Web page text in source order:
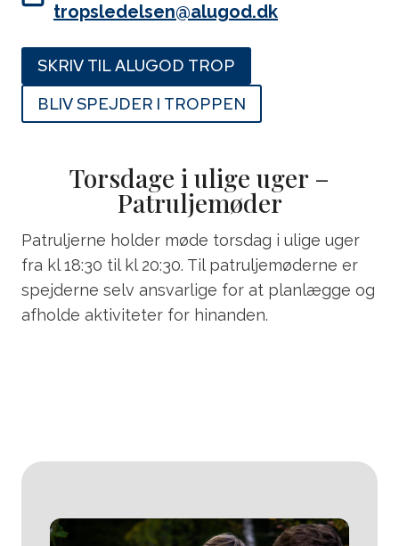
tropsledelsen@alugod.dk
SKRIV TIL ALUGOD TROP
BLIV SPEJDER I TROPPEN
Torsdage i ulige uger –
Patruljemøder
Patruljerne holder møde torsdag i ulige uger
fra kl 18:30 til kl 20:30. Til patruljemøderne er
spejderne selv ansvarlige for at planlægge og
afholde aktiviteter for hinanden.